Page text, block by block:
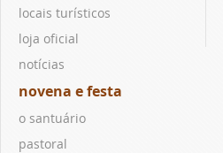
locais turísticos
loja oficial
notícias
novena e festa
o santuário
pastoral